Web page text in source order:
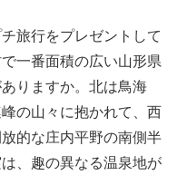
旅行をプレゼントして
一番面積の広い山形県
りますか。北は鳥海
の山々に抱かれて、西
的な庄内平野の南側半
、趣の異なる温泉地が